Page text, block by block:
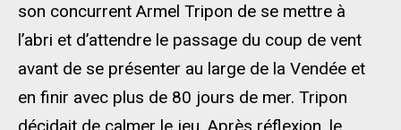
son concurrent Armel Tripon de se mettre à
l’abri et d’attendre le passage du coup de vent
avant de se présenter au large de la Vendée et
en finir avec plus de 80 jours de mer. Tripon